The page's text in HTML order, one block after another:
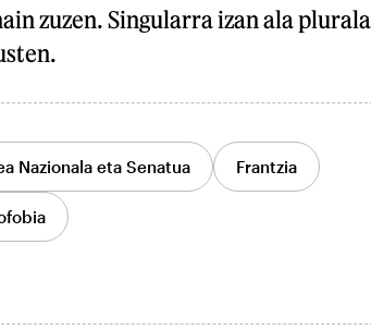
zuzen. Singularra izan ala
Nazionala eta Senatua Frantzia